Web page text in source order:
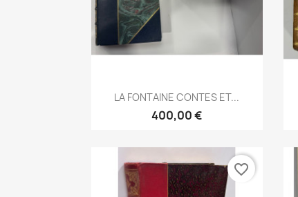
Aperçu rapide
LA FONTAINE CONTES ET...
400,00 €
favorite_border